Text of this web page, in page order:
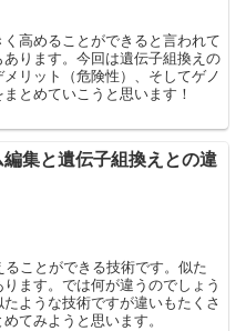
高めることができると言われて
ります。今回は遺伝子組換えの
リット（危険性）、そしてゲノ
とめていこうと思います！
編集と遺伝子組換えとの違
ことができる技術です。似た
ます。では何が違うのでしょう
ような技術ですが違いもたくさ
てみようと思います。